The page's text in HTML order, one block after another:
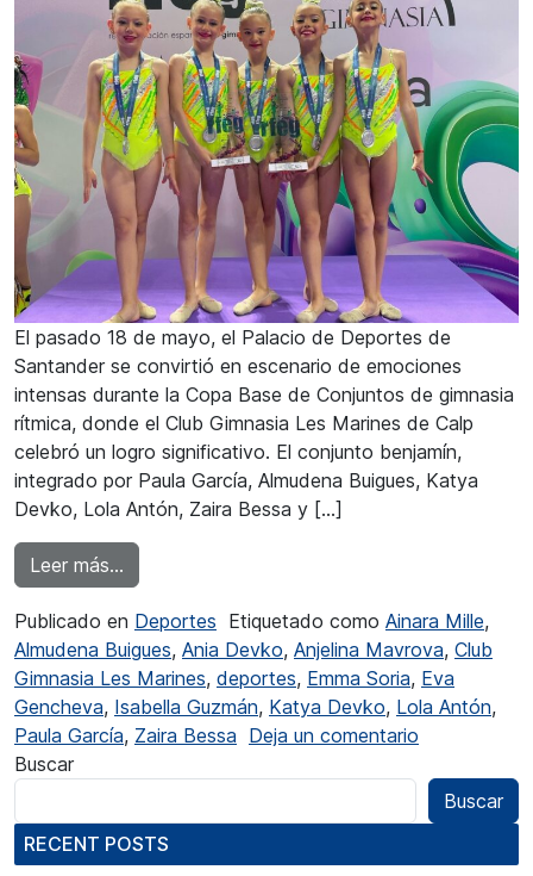
El pasado 18 de mayo, el Palacio de Deportes de
Santander se convirtió en escenario de emociones
intensas durante la Copa Base de Conjuntos de gimnasia
rítmica, donde el Club Gimnasia Les Marines de Calp
celebró un logro significativo. El conjunto benjamín,
integrado por Paula García, Almudena Buigues, Katya
Devko, Lola Antón, Zaira Bessa y […]
Leer más…
Publicado en Deportes Etiquetado como Ainara Mille,
Almudena Buigues, Ania Devko, Anjelina Mavrova, Club
Gimnasia Les Marines, deportes, Emma Soria, Eva
Gencheva, Isabella Guzmán, Katya Devko, Lola Antón,
Paula García, Zaira Bessa Deja un comentario
Buscar
Buscar
RECENT POSTS